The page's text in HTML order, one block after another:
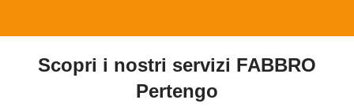
Scopri i nostri servizi FABBRO
Pertengo